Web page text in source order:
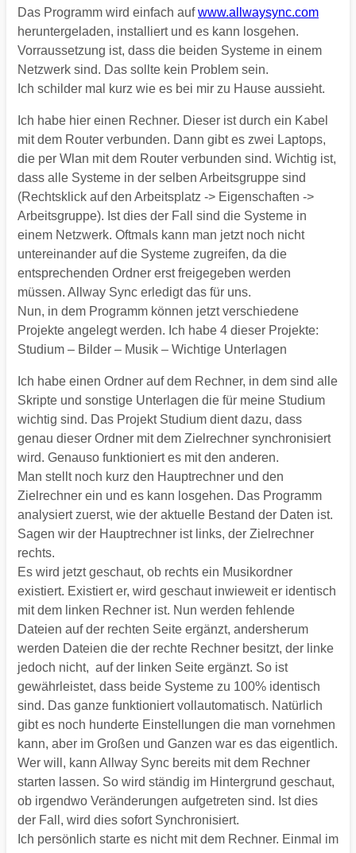
Das Programm wird einfach aufwww.allwaysync.com
heruntergeladen, installiert und es kann losgehen.
Vorraussetzung ist, dass die beiden Systeme in einem
Netzwerk sind. Das sollte kein Problem sein.
Ich schilder mal kurz wie es bei mir zu Hause aussieht.
Ich habe hier einen Rechner. Dieser ist durch ein Kabel
mit dem Router verbunden. Dann gibt es zwei Laptops,
die per Wlan mit dem Router verbunden sind. Wichtig ist,
dass alle Systeme in der selben Arbeitsgruppe sind
(Rechtsklick auf den Arbeitsplatz -> Eigenschaften ->
Arbeitsgruppe). Ist dies der Fall sind die Systeme in
einem Netzwerk. Oftmals kann man jetzt noch nicht
untereinander auf die Systeme zugreifen, da die
entsprechenden Ordner erst freigegeben werden
müssen. Allway Sync erledigt das für uns.
Nun, in dem Programm können jetzt verschiedene
Projekte angelegt werden. Ich habe 4 dieser Projekte:
Studium – Bilder – Musik – Wichtige Unterlagen
Ich habe einen Ordner auf dem Rechner, in dem sind alle
Skripte und sonstige Unterlagen die für meine Studium
wichtig sind. Das Projekt Studium dient dazu, dass
genau dieser Ordner mit dem Zielrechner synchronisiert
wird. Genauso funktioniert es mit den anderen.
Man stellt noch kurz den Hauptrechner und den
Zielrechner ein und es kann losgehen. Das Programm
analysiert zuerst, wie der aktuelle Bestand der Daten ist.
Sagen wir der Hauptrechner ist links, der Zielrechner
rechts.
Es wird jetzt geschaut, ob rechts ein Musikordner
existiert. Existiert er, wird geschaut inwieweit er identisch
mit dem linken Rechner ist. Nun werden fehlende
Dateien auf der rechten Seite ergänzt, andersherum
werden Dateien die der rechte Rechner besitzt, der linke
jedoch nicht, auf der linken Seite ergänzt. So ist
gewährleistet, dass beide Systeme zu 100% identisch
sind. Das ganze funktioniert vollautomatisch. Natürlich
gibt es noch hunderte Einstellungen die man vornehmen
kann, aber im Großen und Ganzen war es das eigentlich.
Wer will, kann Allway Sync bereits mit dem Rechner
starten lassen. So wird ständig im Hintergrund geschaut,
ob irgendwo Veränderungen aufgetreten sind. Ist dies
der Fall, wird dies sofort Synchronisiert.
Ich persönlich starte es nicht mit dem Rechner. Einmal im